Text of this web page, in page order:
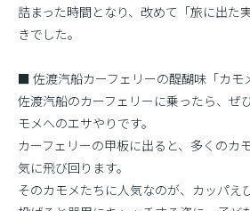
詰まった時間となり、改めて「旅に出た
きでした。
■ 佐渡汽船カーフェリーの醍醐味「カモ
佐渡汽船のカーフェリーに乗ったら、ぜ
モメへのエサやりです。
カーフェリーの甲板に出ると、多くのカ
気に飛び回ります。
そのカモメたちに人気なのが、カッパえ